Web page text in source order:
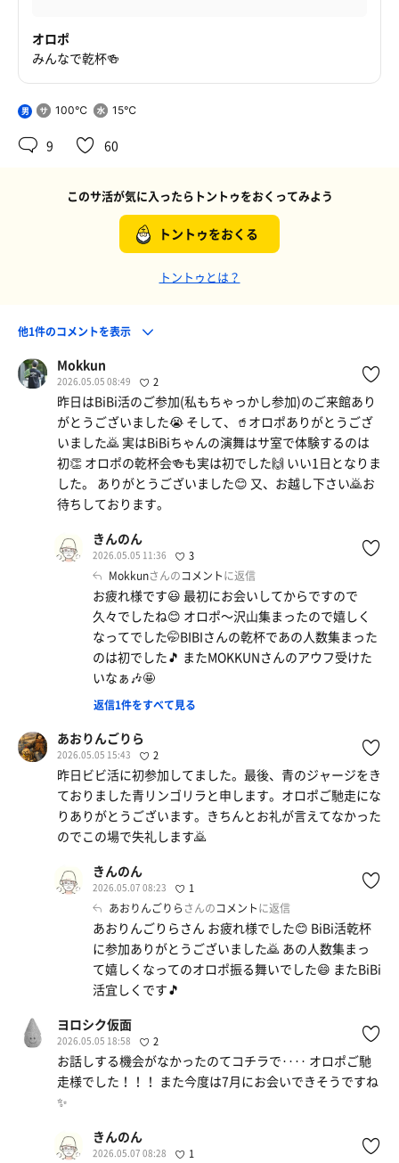
オロポ
みんなで乾杯🍻
男 100℃ 15℃
9 60
このサ活が気に入ったらトントゥをおくってみよう
トントゥをおくる
トントゥとは？
他1件のコメントを表示
Mokkun
2026.05.05 08:49 2
昨日はBiBi活のご参加(私もちゃっかし参加)のご来館あり
がとうございました😭 そして、🥤オロポありがとうござ
いました🙇 実はBiBiちゃんの演舞はサ室で体験するのは
初👏 オロポの乾杯会🍻も実は初でした🙌 いい1日となりま
した。 ありがとうございました😊 又、お越し下さい🙇お
待ちしております。
きんのん
2026.05.05 11:36 3
Mokkunさんのコメントに返信
お疲れ様です😃 最初にお会いしてからですので
久々でしたね😊 オロポ〜沢山集まったので嬉しく
なってでした🤭BIBIさんの乾杯であの人数集まった
のは初でした🎵 またMOKKUNさんのアウフ受けた
いなぁ🎶🤩
返信1件をすべて見る
あおりんごりら
2026.05.05 15:43 2
昨日ビビ活に初参加してました。最後、青のジャージをき
ておりました青リンゴリラと申します。オロポご馳走にな
りありがとうございます。きちんとお礼が言えてなかった
のでこの場で失礼します🙇
きんのん
2026.05.07 08:23 1
あおりんごりら さんのコメントに返信
あおりんごりらさん お疲れ様でした😊 BiBi活乾杯
に参加ありがとうございました🙇 あの人数集まっ
て嬉しくなってのオロポ振る舞いでした😄 またBiBi
活宜しくです🎵
ヨロシク仮面
2026.05.05 18:58 2
お話しする機会がなかったのてコチラで‥‥ オロポご馳
走様でした！！！ また今度は7月にお会いできそうですね
✨
きんのん
2026.05.07 08:28 1